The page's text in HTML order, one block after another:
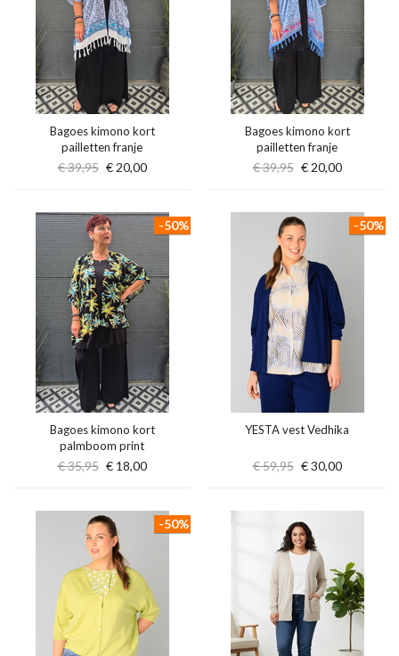
Bagoes kimono kort
pailletten franje
€ 39,95 € 20,00
Bagoes kimono kort
pailletten franje
€ 39,95 € 20,00
Bagoes kimono kort
palmboom print
€ 35,95 € 18,00
-50%
YESTA vest Vedhika
€ 59,95 € 30,00
-50%
-50%